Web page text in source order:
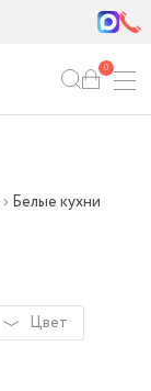
0
› Белые кухни
Цвет